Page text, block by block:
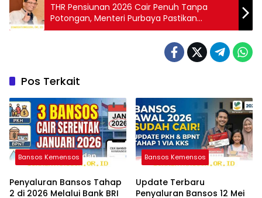
THR Pensiunan 2026 Cair Penuh Tanpa
Potongan, Menteri Purbaya Pastikan
Golongan IV Terima Hingga Rp4,9 Juta
Pos Terkait
Bansos Kemensos
Penyaluran Bansos Tahap
2 di 2026 Melalui Bank BRI
Bansos Kemensos
Update Terbaru
Penyaluran Bansos 12 Mei